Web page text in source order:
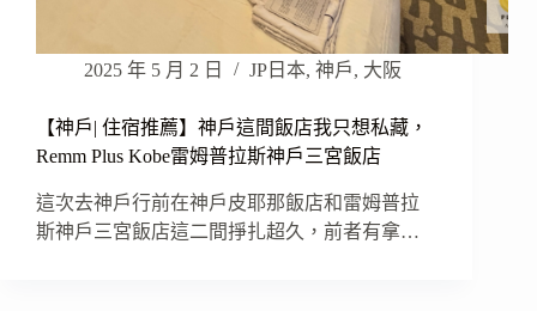
2025 年 5 月 2 日 JP日本, 神戶, 大阪
【神戶| 住宿推薦】神戶這間飯店我只想私藏，
Remm Plus Kobe雷姆普拉斯神戶三宮飯店
這次去神戶行前在神戶皮耶那飯店和雷姆普拉
斯神戶三宮飯店這二間掙扎超久，前者有拿…